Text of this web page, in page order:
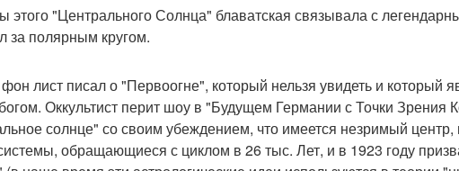
этого "Центрального Солнца" блаватская связывала с
за полярным кругом.
лист писал о "Первоогне", который нельзя увидеть и который
Оккультист перит шоу в "Будущем Германии с Точки Зрения
солнце" со своим убеждением, что имеется незримый центр,
обращающиеся с циклом в 26 тыс. Лет, и в 1923 году